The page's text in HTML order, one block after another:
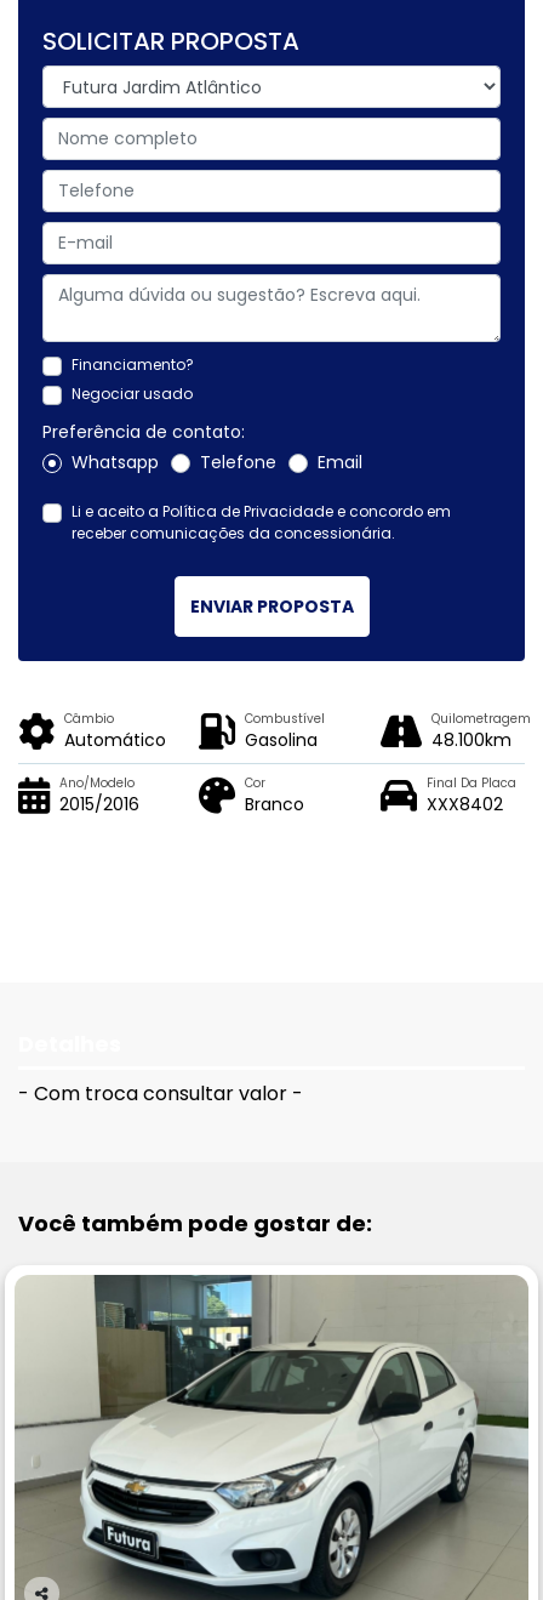
SOLICITAR PROPOSTA
Financiamento?
Negociar usado
Preferência de contato:
Whatsapp
Telefone Email
Li e aceito a Política de Privacidadee concordo em
receber comunicações da concessionária.
ENVIAR PROPOSTA
Câmbio
Automático
Combustível
Gasolina
Quilometragem
48.100km
Ano/Modelo
2015/2016
Cor
Branco
Final Da Placa
XXX8402
- Com troca consultar valor -
Você também pode gostar de: